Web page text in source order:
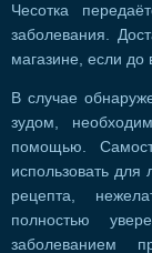
Чесотка
заболевания.
магазине, если до
В случае
зудом,
помощью.
использовать
рецепта,
полностью
заболеванием